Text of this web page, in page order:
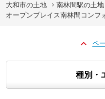
大和市の土地
南林間駅の土地
オープンプレイス南林間コンフ
ペ
種別・